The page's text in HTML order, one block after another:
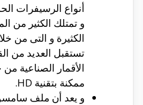
أنواع الرسيفرات
و تمتلك الكثير من
الكثيرة و التى من
تستقبل العديد من
الأقمار الصناعية
ممكنة بتقنية HD.